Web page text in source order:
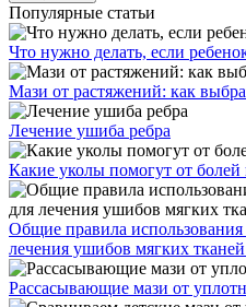
Популярные статьи
Что нужно делать, если
Мази от растяжений: как
Лечение ушиба ребра
Какие уколы помогут от
Общие правила
лечения ушибов мягких
Рассасывающие мази от